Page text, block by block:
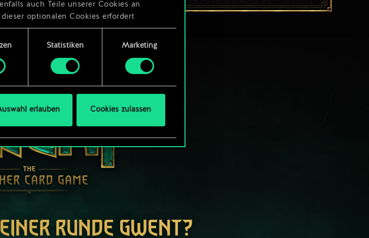
auch Teile unserer Cookies an
optionalen Cookies erfordert
auch alle Einstellungen rund
Statistiken Marketing
erlauben Cookies zulassen
RUNDE GWENT?